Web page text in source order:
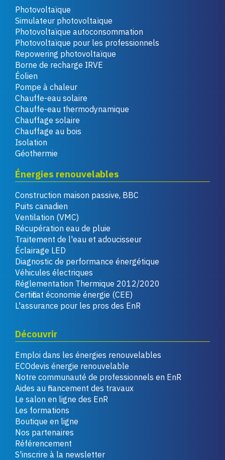
Photovoltaïque
Simulateur photovoltaïque
Photovoltaïque autoconsommation
Photovoltaïque pour les professionnels
Repowering photovoltaïque
Borne de recharge IRVE
Éolien
Pompe à chaleur
Chauffe-eau solaire
Chauffe-eau thermodynamique
Chauffage solaire
Chauffage au bois
Isolation
Géothermie
Énergies renouvelables
Construction maison passive, BBC
Puits canadien
Ventilation (VMC)
Récupération eau de pluie
Traitement de l'eau et adoucisseur
Éclairage LED
Diagnostic de performance énergétique
Véhicules électriques
Réglementation Thermique 2012/2020
Certificat économie énergie (CEE)
L'assurance pour les pros des EnR
Découvrir
Emploi dans les énergies renouvelables
ECOdevis énergie renouvelable
Notre communauté de professionnels en EnR
Aides au financement des travaux
Le salon en ligne des EnR
Les formations
Boutique en ligne
Nos partenaires
Référencement
S'inscrire à la newsletter